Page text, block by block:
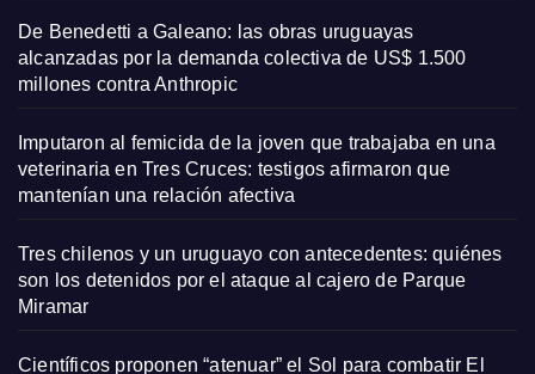
De Benedetti a Galeano: las obras uruguayas
alcanzadas por la demanda colectiva de US$ 1.500
millones contra Anthropic
Imputaron al femicida de la joven que trabajaba en una
veterinaria en Tres Cruces: testigos afirmaron que
mantenían una relación afectiva
Tres chilenos y un uruguayo con antecedentes: quiénes
son los detenidos por el ataque al cajero de Parque
Miramar
Científicos proponen “atenuar” el Sol para combatir El